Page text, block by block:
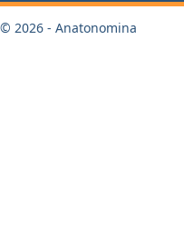
© 2026 - Anatonomina